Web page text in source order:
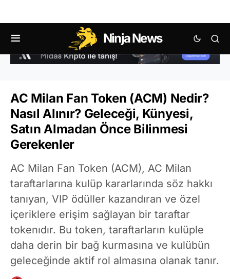
Ninja News
AC Milan Fan Token (ACM) Nedir?
Nasıl Alınır? Geleceği, Künyesi,
Satın Almadan Önce Bilinmesi
Gerekenler
AC Milan Fan Token (ACM), AC Milan
taraftarlarına kulüp kararlarında söz hakkı
tanıyan, VIP ödüller kazandıran ve özel
içeriklere erişim sağlayan bir taraftar
tokenıdır. Bu token, taraftarların kulüple
daha derin bir bağ kurmasına ve kulübün
geleceğinde aktif rol almasına olanak tanır.